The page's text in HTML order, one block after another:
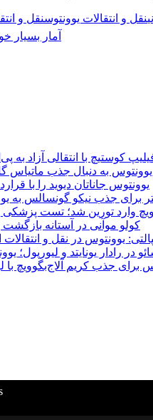
نقل و انتقالات یوونتوسنقل و
آمار بسیار
کوستیچ با انتقالی آزاد
یوونتوس به دنبال جذب ماتیاس
یوونتوس جاناتان دیوید را با
برای جذب نیکو گونسالس به
وارد تورین شد؛ تست پزشکی
کولو موآنی در آستانه
یوونتوس در نقل و
در رادار یونایتد و لیورپول؛
برای جذب کریم آلاج‌بگوویچ با